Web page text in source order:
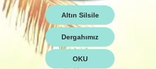
Altın Silsile
Dergahımız
OKU